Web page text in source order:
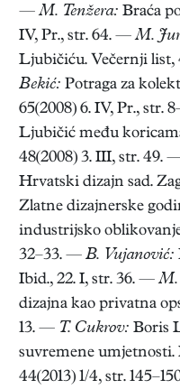
—M. Tenžera: Braća
IV, Pr., str. 64. —M.
Ljubičiću. Večernji list,
Bekić: Potraga za
65(2008) 6. IV, Pr., str.
Ljubičić među
48(2008) 3. III, str. 49.
Hrvatski dizajn sad.
Zlatne dizajnerske
industrijsko
32–33. — B. Vujanović:
Ibid., 22. I, str. 36. —M.
dizajna kao privatna
13. — T. Cukrov: Boris
suvremene umjetnosti.
44(2013) 1/4, str.